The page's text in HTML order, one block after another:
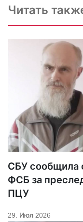
Читать
СБУ сообщила
ФСБ за
ПЦУ
29. Июл 2026